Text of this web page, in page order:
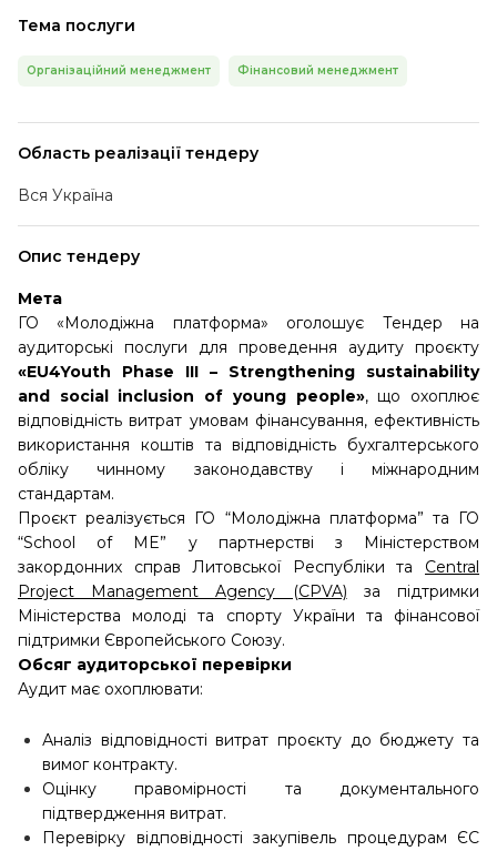
Тема послуги
Організаційний менеджмент Фінансовий менеджмент
Область реалізації тендеру
Вся Україна
Опис тендеру
Мета
ГО «Молодіжна платформа» оголошує Тендер на
аудиторські послуги для проведення аудиту проєкту
«EU4Youth Phase III – Strengthening sustainability
and social inclusion of young people», що охоплює
відповідність витрат умовам фінансування, ефективність
використання коштів та відповідність бухгалтерського
обліку чинному законодавству і міжнародним
стандартам.
Проєкт реалізується ГО “Молодіжна платформа” та ГО
“School of ME” у партнерстві з Міністерством
закордонних справ Литовської Республіки та Central
Project Management Agency (CPVA) за підтримки
Міністерства молоді та спорту України та фінансової
підтримки Європейського Союзу.
Обсяг аудиторської перевірки
Аудит має охоплювати:
Аналіз відповідності витрат проєкту до бюджету та
вимог контракту.
Оцінку правомірності та документального
підтвердження витрат.
Перевірку відповідності закупівель процедурам ЄС